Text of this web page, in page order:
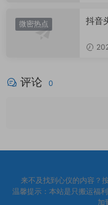
微密热点
抖音
评论 0
来不及找到心仪的内容？
温馨提示：本站是只搬运福
加